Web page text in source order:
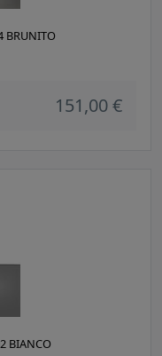
BRUNITO
151,00 €
BIANCO